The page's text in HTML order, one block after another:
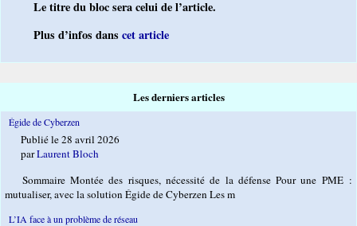
Le titre du bloc sera celui de l’article.
Plus d’infos danscet article
Les derniers articles
Égide de Cyberzen
Publié le 28 avril 2026
parLaurent Bloch
Sommaire Montée des risques, nécessité de la défense Pour une PME :
mutualiser, avec la solution Égide de Cyberzen Les m
L’IA face à un problème de réseau